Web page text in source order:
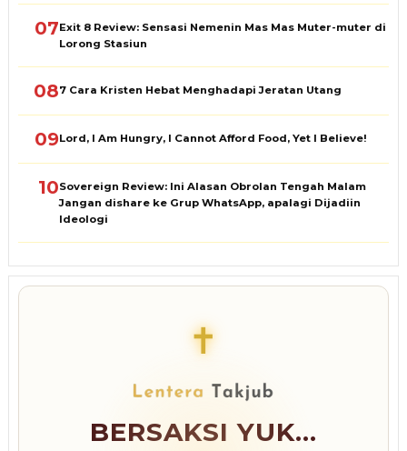
07Exit 8 Review: Sensasi Nemenin Mas Mas Muter-muter di
Lorong Stasiun
087 Cara Kristen Hebat Menghadapi Jeratan Utang
09Lord, I Am Hungry, I Cannot Afford Food, Yet I Believe!
10Sovereign Review: Ini Alasan Obrolan Tengah Malam
Jangan dishare ke Grup WhatsApp, apalagi Dijadiin
Ideologi
✝
BERSAKSI YUK...